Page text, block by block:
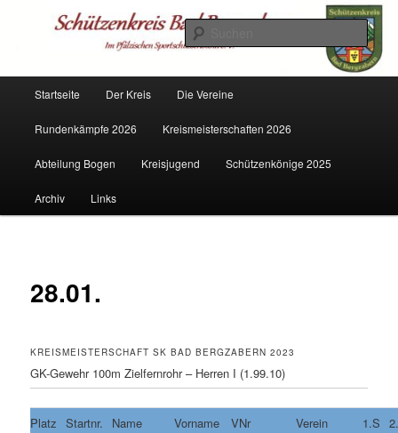
Schützenkreis Bad Bergzabern
Startseite Der Kreis Die Vereine
Rundenkämpfe 2026 Kreismeisterschaften 2026
Abteilung Bogen Kreisjugend Schützenkönige 2025
Archiv Links
28.01.
KREISMEISTERSCHAFT SK BAD BERGZABERN 2023
GK-Gewehr 100m Zielfernrohr – Herren I (1.99.10)
Platz Startnr. Name Vorname VNr Verein 1.S